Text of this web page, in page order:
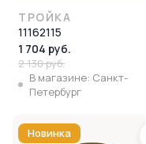
ТРОЙКА
11162115
1 704 руб.
2 130 руб.
В магазине: Санкт-
Петербург
Новинка